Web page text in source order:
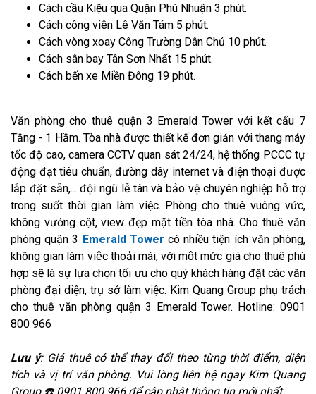
Cách cầu Kiệu qua Quận Phú Nhuận 3 phút.
Cách công viên Lê Văn Tám 5 phút.
Cách vòng xoay Công Trường Dân Chủ 10 phút.
Cách sân bay Tân Sơn Nhất 15 phút.
Cách bến xe Miền Đông 19 phút.
Văn phòng cho thuê quận 3 Emerald Tower với kết cấu 7
Tầng - 1 Hầm. Tòa nhà được thiết kế đơn giản với thang máy
tốc độ cao, camera CCTV quan sát 24/24, hệ thống PCCC tự
động đạt tiêu chuẩn, đường dây internet và điện thoại được
lắp đặt sẵn,... đội ngũ lễ tân và bảo vệ chuyên nghiệp hỗ trợ
trong suốt thời gian làm việc. Phòng cho thuê vuông vức,
không vướng cột, view đẹp mặt tiền tòa nhà. Cho thuê văn
phòng quận 3 Emerald Tower có nhiều tiện ích văn phòng,
không gian làm việc thoải mái, với một mức giá cho thuê phù
hợp sẽ là sự lựa chọn tối ưu cho quý khách hàng đặt các văn
phòng đại diện, trụ sở làm việc. Kim Quang Group phụ trách
cho thuê văn phòng quận 3 Emerald Tower. Hotline: 0901
800 966
Lưu ý: Giá thuê có thể thay đổi theo từng thời điểm, diện
tích và vị trí văn phòng. Vui lòng liên hệ ngay Kim Quang